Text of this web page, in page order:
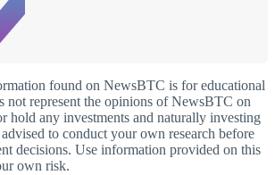
found on NewsBTC is for educational
not represent the opinions of NewsBTC on
hold any investments and naturally investing
to conduct your own research before
decisions. Use information provided on this
own risk.